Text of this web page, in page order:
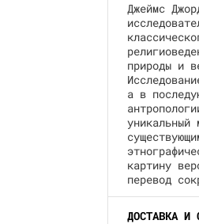
Джеймс
природы и
а в
уникальный
картину
перевод
ДОСТАВКА И